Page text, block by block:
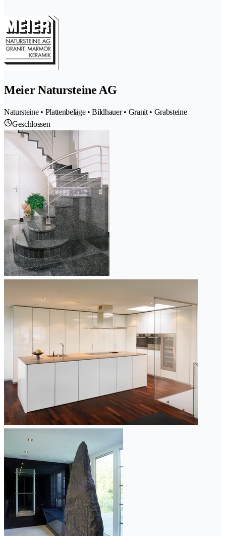
Meier Natursteine AG
Natursteine • Plattenbeläge • Bildhauer • Granit • Grabsteine
Geschlossen